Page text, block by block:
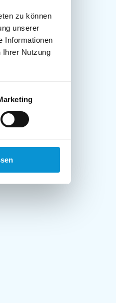
zu können
unserer
Informationen
Ihrer Nutzung